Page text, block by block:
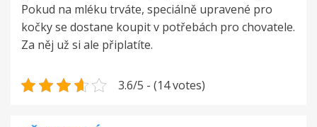
Pokud na mléku trváte, speciálně upravené pro
kočky se dostane koupit v potřebách pro chovatele.
Za něj už si ale připlatíte.
3.6/5 - (14 votes)